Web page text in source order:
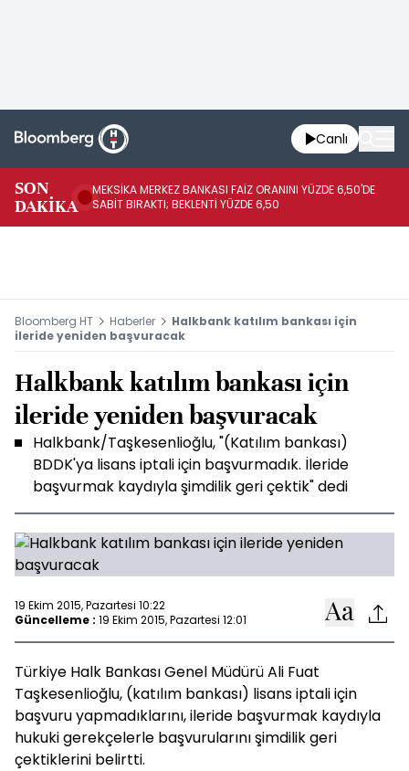
Canlı
SON
DAKİKA
MEKSİKA MERKEZ BANKASI FAİZ ORANINI YÜZDE 6,50'DE
SABİT BIRAKTI; BEKLENTİ YÜZDE 6,50
Bloomberg HT Haberler
Halkbank katılım bankası için
ileride yeniden başvuracak
Halkbank katılım bankası için
ileride yeniden başvuracak
Halkbank/Taşkesenlioğlu, "(Katılım bankası)
BDDK'ya lisans iptali için başvurmadık. İleride
başvurmak kaydıyla şimdilik geri çektik" dedi
19 Ekim 2015, Pazartesi 10:22
Güncelleme : 19 Ekim 2015, Pazartesi 12:01
Türkiye Halk Bankası Genel Müdürü Ali Fuat
Taşkesenlioğlu, (katılım bankası) lisans iptali için
başvuru yapmadıklarını, ileride başvurmak kaydıyla
hukuki gerekçelerle başvurularını şimdilik geri
çektiklerini belirtti.